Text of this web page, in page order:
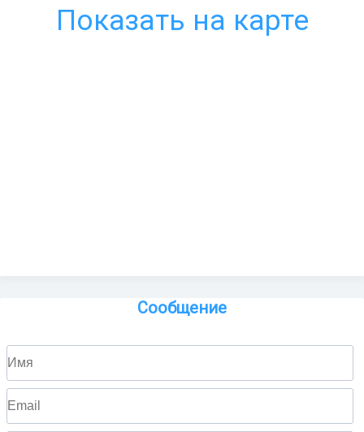
Показать на карте
Сообщение